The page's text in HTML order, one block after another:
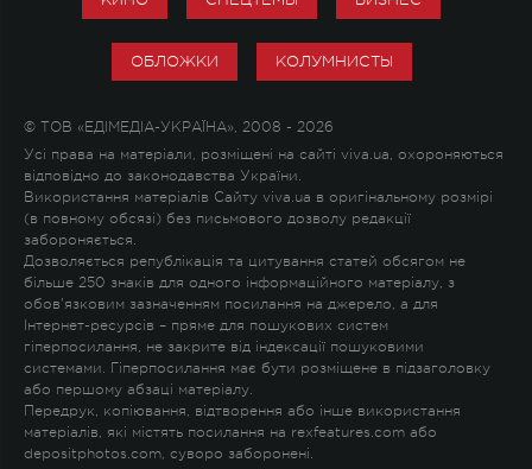
ОБЛОЖКИ КОЛУМНИСТЫ
© ТОВ «ЕДІМЕДІА-УКРАЇНА», 2008 - 2026
Усі права на матеріали, розміщені на сайті viva.ua, охороняються
відповідно до законодавства України.
Використання матеріалів Сайту viva.ua в оригінальному розмірі
(в повному обсязі) без письмового дозволу редакції
забороняється.
Дозволяється републікація та цитування статей обсягом не
більше 250 знаків для одного інформаційного матеріалу, з
обов'язковим зазначенням посилання на джерело, а для
Інтернет-ресурсів – пряме для пошукових систем
гіперпосилання, не закрите від індексації пошуковими
системами. Гіперпосилання має бути розміщене в підзаголовку
або першому абзаці матеріалу.
Передрук, копіювання, відтворення або інше використання
матеріалів, які містять посилання на rexfeatures.com або
depositphotos.com, суворо заборонені.